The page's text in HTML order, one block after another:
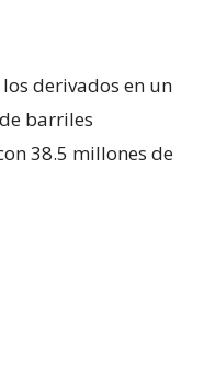
derivados en un
barriles
38.5 millones de